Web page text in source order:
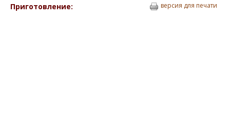
Приготовление: версия для печати